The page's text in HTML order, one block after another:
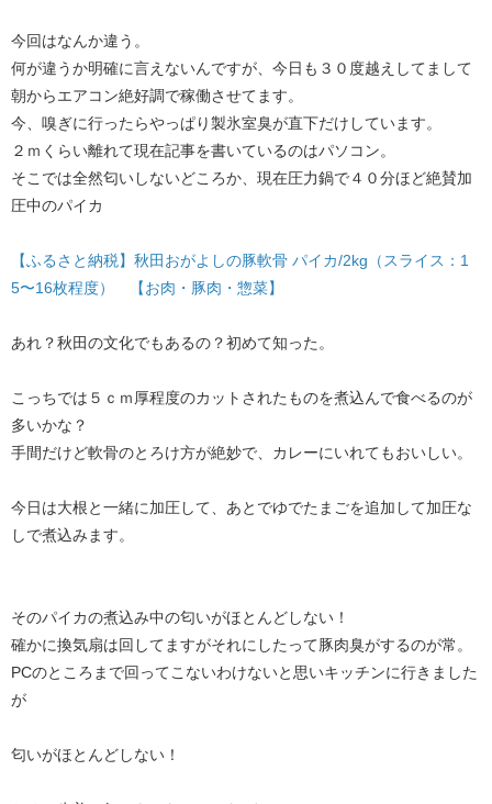
今回はなんか違う。
何が違うか明確に言えないんですが、今日も３０度越えしてまして
朝からエアコン絶好調で稼働させてます。
今、嗅ぎに行ったらやっぱり製氷室臭が直下だけしています。
２ｍくらい離れて現在記事を書いているのはパソコン。
そこでは全然匂いしないどころか、現在圧力鍋で４０分ほど絶賛加
圧中のパイカ
【ふるさと納税】秋田おがよしの豚軟骨 パイカ/2kg（スライス：1
5〜16枚程度） 【お肉・豚肉・惣菜】
​あれ？秋田の文化でもあるの？初めて知った。
こっちでは５ｃｍ厚程度のカットされたものを煮込んで食べるのが
多いかな？
手間だけど軟骨のとろけ方が絶妙で、カレーにいれてもおいしい。
今日は大根と一緒に加圧して、あとでゆでたまごを追加して加圧な
しで煮込みます。
そのパイカの煮込み中の匂いがほとんどしない！
確かに換気扇は回してますがそれにしたって豚肉臭がするのが常。
PCのところまで回ってこないわけないと思いキッチンに行きました
が
匂いがほとんどしない！